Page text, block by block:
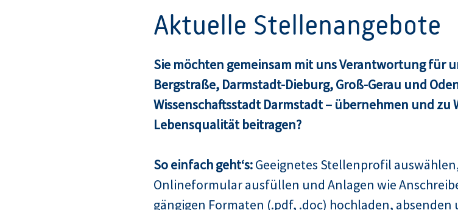
Aktuelle Stellenangebote
Sie möchten gemeinsam mit uns Verantwortung für
Bergstraße, Darmstadt-Dieburg, Groß-Gerau und
Wissenschaftsstadt Darmstadt – übernehmen und zu
Lebensqualität beitragen?
So einfach geht‘s:Geeignetes Stellenprofil
Onlineformular ausfüllen und Anlagen wie
gängigen Formaten (.pdf, .doc) hochladen,